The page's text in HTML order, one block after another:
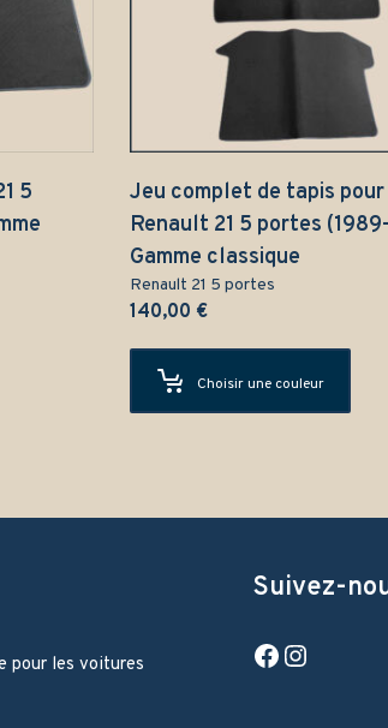
5
Jeu complet de tapis pour
Renault 21 5 portes
Gamme classique
Renault 21 5 portes
140,00 €
Choisir une couleur
pour les voitures
Suivez-
Facebook